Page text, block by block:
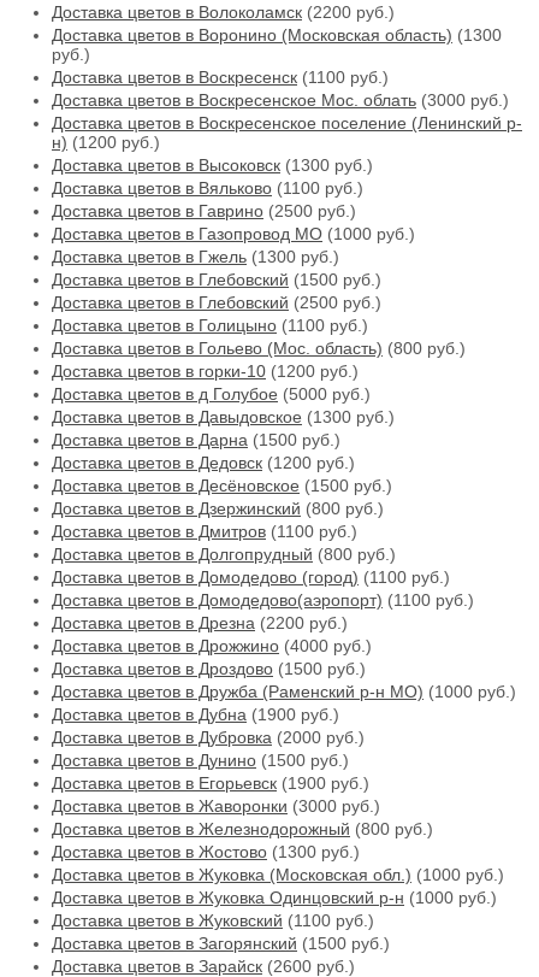
Доставка цветов в Волоколамск (2200 руб.)
Доставка цветов в Воронино (Московская область) (1300
руб.)
Доставка цветов в Воскресенск (1100 руб.)
Доставка цветов в Воскресенское Мос. облать (3000 руб.)
Доставка цветов в Воскресенское поселение (Ленинский р-
н) (1200 руб.)
Доставка цветов в Высоковск (1300 руб.)
Доставка цветов в Вяльково (1100 руб.)
Доставка цветов в Гаврино (2500 руб.)
Доставка цветов в Газопровод МО (1000 руб.)
Доставка цветов в Гжель (1300 руб.)
Доставка цветов в Глебовский (1500 руб.)
Доставка цветов в Глебовский (2500 руб.)
Доставка цветов в Голицыно (1100 руб.)
Доставка цветов в Гольево (Мос. область) (800 руб.)
Доставка цветов в горки-10 (1200 руб.)
Доставка цветов в д Голубое (5000 руб.)
Доставка цветов в Давыдовское (1300 руб.)
Доставка цветов в Дарна (1500 руб.)
Доставка цветов в Дедовск (1200 руб.)
Доставка цветов в Десёновское (1500 руб.)
Доставка цветов в Дзержинский (800 руб.)
Доставка цветов в Дмитров (1100 руб.)
Доставка цветов в Долгопрудный (800 руб.)
Доставка цветов в Домодедово (город) (1100 руб.)
Доставка цветов в Домодедово(аэропорт) (1100 руб.)
Доставка цветов в Дрезна (2200 руб.)
Доставка цветов в Дрожжино (4000 руб.)
Доставка цветов в Дроздово (1500 руб.)
Доставка цветов в Дружба (Раменский р-н МО) (1000 руб.)
Доставка цветов в Дубна (1900 руб.)
Доставка цветов в Дубровка (2000 руб.)
Доставка цветов в Дунино (1500 руб.)
Доставка цветов в Егорьевск (1900 руб.)
Доставка цветов в Жаворонки (3000 руб.)
Доставка цветов в Железнодорожный (800 руб.)
Доставка цветов в Жостово (1300 руб.)
Доставка цветов в Жуковка (Московская обл.) (1000 руб.)
Доставка цветов в Жуковка Одинцовский р-н (1000 руб.)
Доставка цветов в Жуковский (1100 руб.)
Доставка цветов в Загорянский (1500 руб.)
Доставка цветов в Зарайск (2600 руб.)